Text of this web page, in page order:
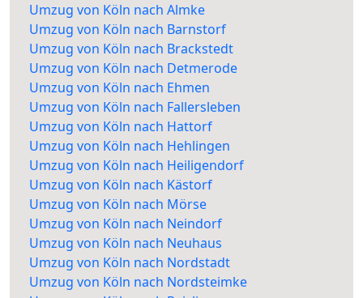
Umzug von Köln nach Almke
Umzug von Köln nach Barnstorf
Umzug von Köln nach Brackstedt
Umzug von Köln nach Detmerode
Umzug von Köln nach Ehmen
Umzug von Köln nach Fallersleben
Umzug von Köln nach Hattorf
Umzug von Köln nach Hehlingen
Umzug von Köln nach Heiligendorf
Umzug von Köln nach Kästorf
Umzug von Köln nach Mörse
Umzug von Köln nach Neindorf
Umzug von Köln nach Neuhaus
Umzug von Köln nach Nordstadt
Umzug von Köln nach Nordsteimke